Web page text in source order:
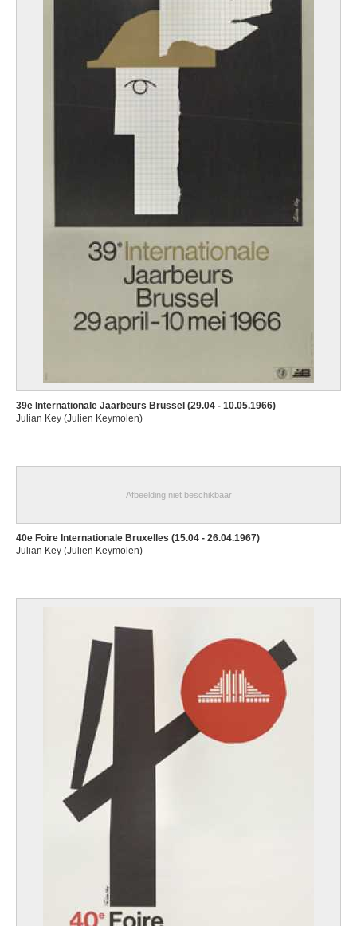
39e Internationale Jaarbeurs Brussel (29.04 - 10.05.1966)
Julian Key (Julien Keymolen)
Afbeelding niet beschikbaar
40e Foire Internationale Bruxelles (15.04 - 26.04.1967)
Julian Key (Julien Keymolen)